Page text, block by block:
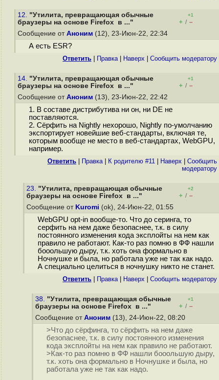
12. "Утилита, превращающая обычные
браузеры на основе Firefox в ..."
+1
+ / –
Сообщение от Аноним (12), 23-Июн-22, 22:34
А есть ESR?
Ответить Правка| Наверх Cообщить модератору
14. "Утилита, превращающая обычные
браузеры на основе Firefox в ..."
+1
+ / –
Сообщение от Аноним (13), 23-Июн-22, 22:42
1. В составе дистрибутива ни он, ни DE не
поставляются.
2. Сёрфить на Nightly нехорошо, Nightly по-умолчанию
экспортирует новейшие веб-стандарты, включая те,
которым вообще не место в веб-стандартах, WebGPU,
например.
Ответить Правка| К родителю #11 Наверх
Cообщить
модератору
23. "Утилита, превращающая обычные
браузеры на основе Firefox в ..."
+2
+ / –
Сообщение от Kuromi (ok), 24-Июн-22, 01:55
WebGPU opt-in вообще-то. Что до серинга, то
серфить на нем даже безопаснее, т.к. в силу
постоянного изменения кода эксплойты на нем как
правило не работают. Как-то раз помню в ФФ нашли
бооольшую дыру, т.к. хоть она формально в
Ночнушке и была, но работала уже не так как надо.
А специально целиться в ночнушку никто не станет.
Ответить Правка| Наверх Cообщить модератору
38. "Утилита, превращающая обычные
браузеры на основе Firefox в ..."
+1
+ / –
Сообщение от Аноним (13), 24-Июн-22, 08:20
>Что до сёрфинга, то сёрфить на нем даже
безопаснее, т.к. в силу постоянного изменения
кода эксплойты на нем как правило не работают.
>Как-то раз помню в ФФ нашли бооольшую дыру,
т.к. хоть она формально в Ночнушке и была, но
работала уже не так как надо.